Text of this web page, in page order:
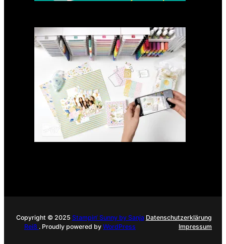
GANZ NEU:
Scrapbooking Club 2025
21. Januar 2025
Copyright © 2025 Stampin‘ Sunny by Sanja
Reiß . Proudly powered by WordPress
Datenschutzerklärung
Impressum